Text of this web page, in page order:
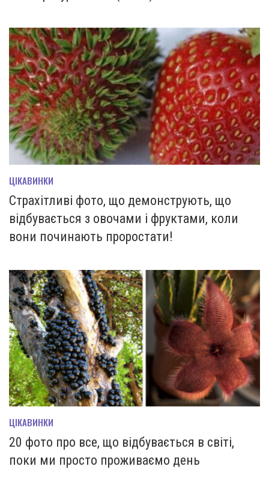
ЦІКАВИНКИ
Страхітливі фото, що демонструють, що
відбувається з овочами і фруктами, коли
вони починають проростати!
ЦІКАВИНКИ
20 фото про все, що відбувається в світі,
поки ми просто проживаємо день